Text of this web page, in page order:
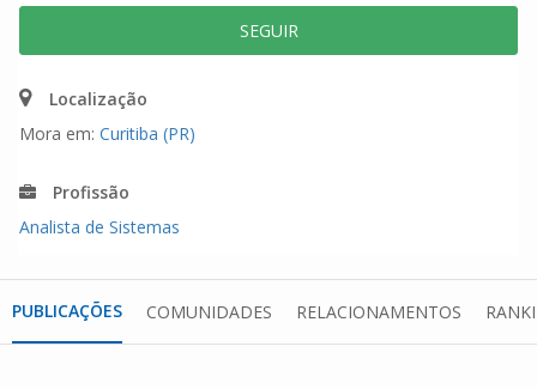
SEGUIR
Localização
Mora em: Curitiba (PR)
Profissão
Analista de Sistemas
PUBLICAÇÕES COMUNIDADES RELACIONAMENTOS